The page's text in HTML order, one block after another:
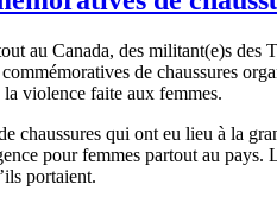
au Canada, des militant(e)s
de chaussures
violence faite aux femmes.
chaussures qui ont eu lieu à la
pour femmes partout au
portaient.